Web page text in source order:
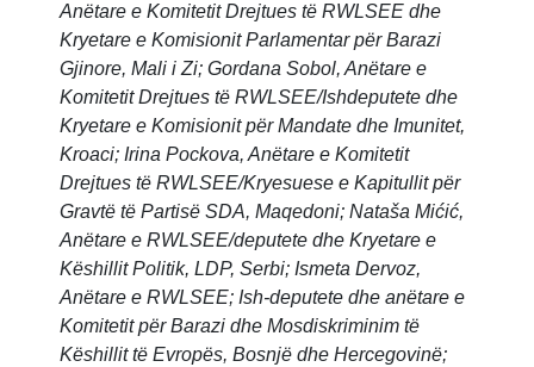
Anëtare e Komitetit Drejtues të RWLSEE dhe
Kryetare e Komisionit Parlamentar për Barazi
Gjinore, Mali i Zi; Gordana Sobol, Anëtare e
Komitetit Drejtues të RWLSEE/Ishdeputete dhe
Kryetare e Komisionit për Mandate dhe Imunitet,
Kroaci; Irina Pockova, Anëtare e Komitetit
Drejtues të RWLSEE/Kryesuese e Kapitullit për
Gravtë të Partisë SDA, Maqedoni; Nataša Mićić,
Anëtare e RWLSEE/deputete dhe Kryetare e
Këshillit Politik, LDP, Serbi; Ismeta Dervoz,
Anëtare e RWLSEE; Ish-deputete dhe anëtare e
Komitetit për Barazi dhe Mosdiskriminim të
Këshillit të Evropës, Bosnjë dhe Hercegovinë;